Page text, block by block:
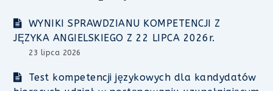
WYNIKI SPRAWDZIANU KOMPETENCJI Z
JĘZYKA ANGIELSKIEGO Z 22 LIPCA 2026r.
23 lipca 2026
Test kompetencji językowych dla kandydatów